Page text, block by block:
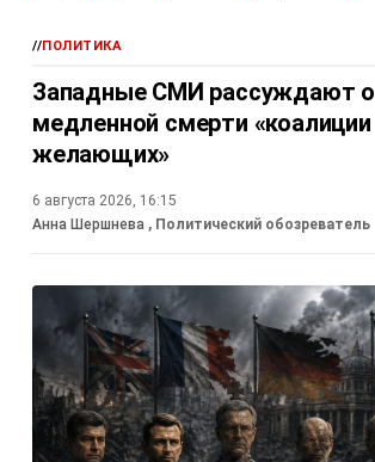
//ПОЛИТИКА
Западные СМИ рассуждают о
медленной смерти «коалиции
желающих»
6 августа 2026, 16:15
Анна Шершнева , Политический обозреватель